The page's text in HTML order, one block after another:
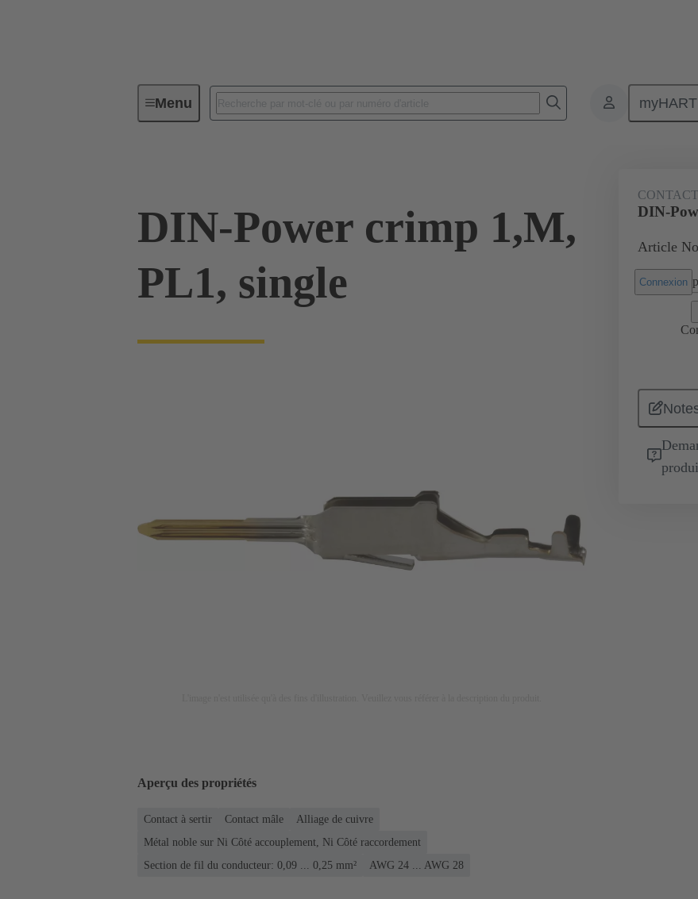
MenuSérie
DIN-Power crimp 1,M,
PL1, single
DIN-
Article
Connexion
Aperçu des propriétés
Contact à sertir Contact mâle
Alliage de cuivre
Métal noble sur Ni Côté accouplement, Ni Côté raccordement
Section de fil du conducteur: 0,09 ... 0,25 mm²
AWG 24 ... AWG 28